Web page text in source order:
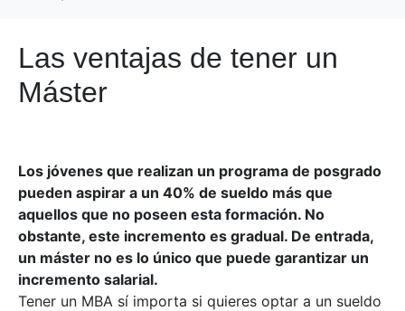
Las ventajas de tener un
Máster
Los jóvenes que realizan un programa de posgrado
pueden aspirar a un 40% de sueldo más que
aquellos que no poseen esta formación. No
obstante, este incremento es gradual. De entrada,
un máster no es lo único que puede garantizar un
incremento salarial.
Tener un MBA sí importa si quieres optar a un sueldo